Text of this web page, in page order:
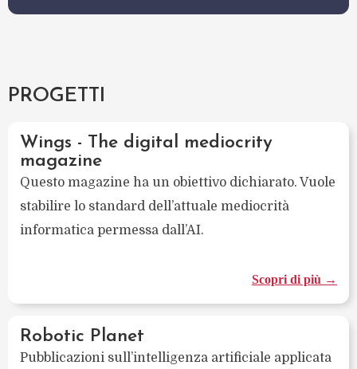
PROGETTI
Wings - The digital mediocrity
magazine
Questo magazine ha un obiettivo dichiarato. Vuole
stabilire lo standard dell’attuale mediocrità
informatica permessa dall’AI.
Scopri di più →
Robotic Planet
Pubblicazioni sull’intelligenza artificiale applicata